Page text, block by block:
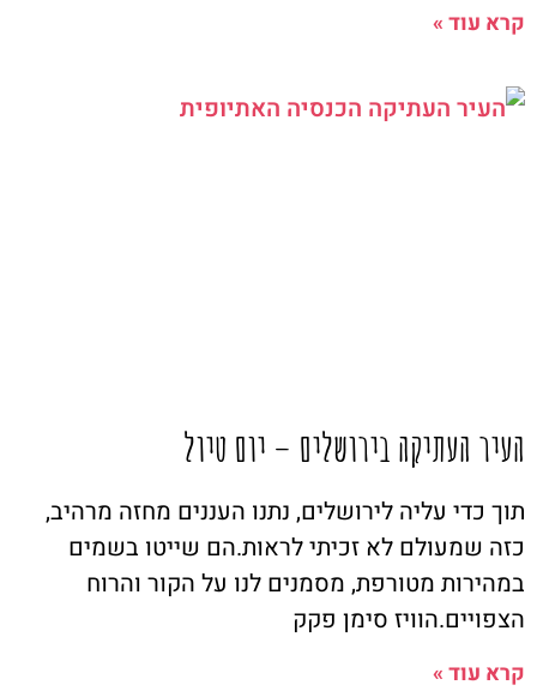
קרא עוד »
העיר העתיקה בירושלים – יום טיול
תוך כדי עליה לירושלים, נתנו העננים מחזה מרהיב,
כזה שמעולם לא זכיתי לראות.הם שייטו בשמים
במהירות מטורפת, מסמנים לנו על הקור והרוח
הצפויים.הוויז סימן פקק
קרא עוד »